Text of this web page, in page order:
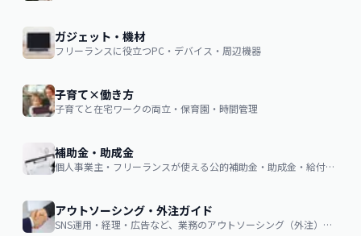
ガジェット・機材
フリーランスに役立つPC・デバイス・周辺機器
子育て×働き方
子育てと在宅ワークの両立・保育園・時間管理
補助金・助成金
個人事業主・フリーランスが使える公的補助金・助成金・給付金の申請ガイド
アウトソーシング・外注ガイド
SNS運用・経理・広告など、業務のアウトソーシング（外注）を検討する企業・個人向け。費用相場・依頼の流れ・失敗しない選び方